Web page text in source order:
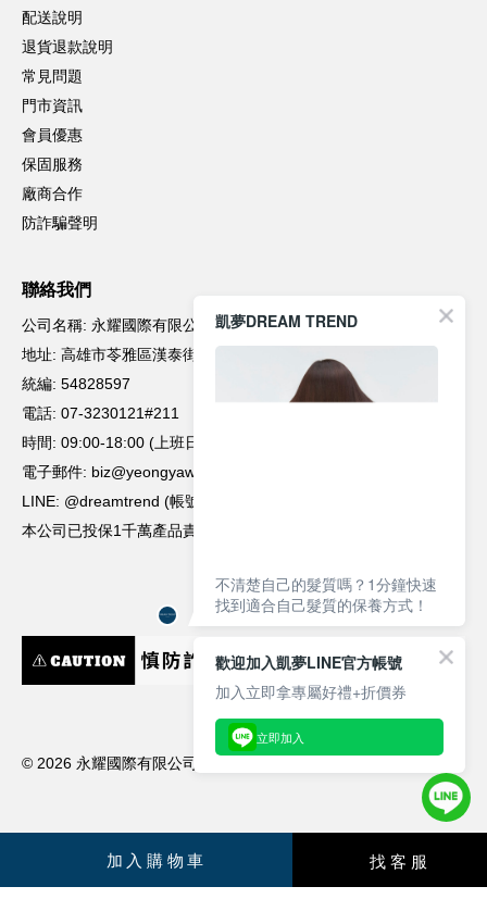
加入購物車 找客服
凱夢DREAM TREND
不清楚自己的髮質嗎？1分鐘快速
找到適合自己髮質的保養方式！
歡迎加入凱夢LINE官方帳號
加入立即拿專屬好禮+折價券
立即加入